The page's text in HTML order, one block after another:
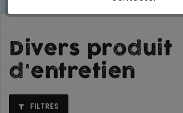
Divers produit
d'entretien
FILTRES